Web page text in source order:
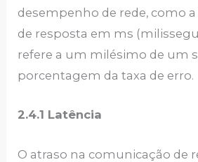
desempenho de rede, como
de resposta em ms
refere a um milésimo de um
porcentagem da taxa de erro.
2.4.1 Latência
O atraso na comunicação de